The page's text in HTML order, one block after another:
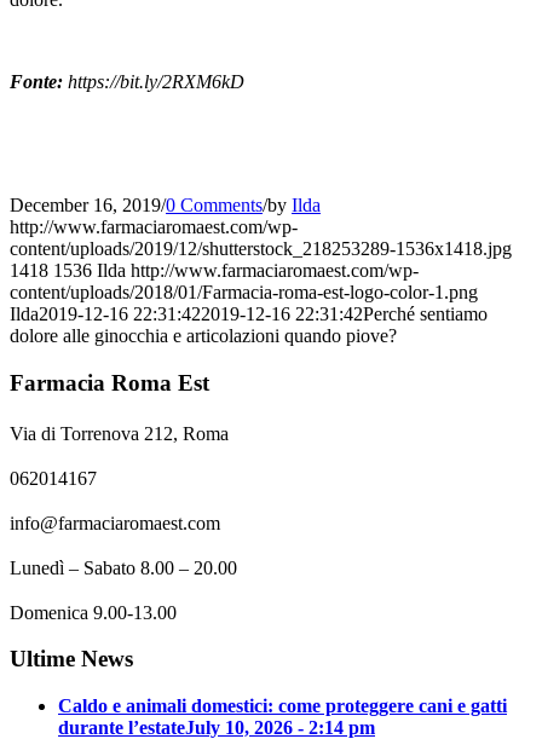
Fonte: https://bit.ly/2RXM6kD
December 16, 2019/0 Comments/by Ilda
http://www.farmaciaromaest.com/wp-
content/uploads/2019/12/shutterstock_218253289-1536x1418.jpg
1418 1536 Ilda http://www.farmaciaromaest.com/wp-
content/uploads/2018/01/Farmacia-roma-est-logo-color-1.png
Ilda2019-12-16 22:31:422019-12-16 22:31:42Perché sentiamo
dolore alle ginocchia e articolazioni quando piove?
Farmacia Roma Est
Via di Torrenova 212, Roma
062014167
info@farmaciaromaest.com
Lunedì – Sabato 8.00 – 20.00
Domenica 9.00-13.00
Ultime News
Caldo e animali domestici: come proteggere cani e gatti
durante l’estateJuly 10, 2026 - 2:14 pm